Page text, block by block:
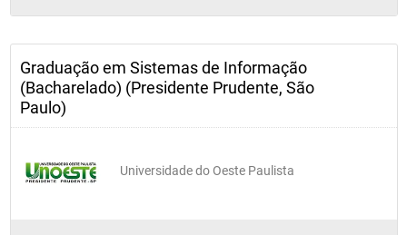
Graduação em Sistemas de Informação
(Bacharelado) (Presidente Prudente, São
Paulo)
Universidade do Oeste Paulista